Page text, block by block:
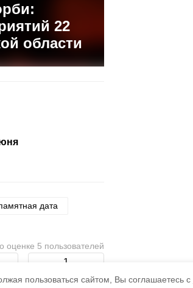
пользоваться сайтом, Вы соглашаетесь с
22
области
дата
оценке 5 пользователей
1